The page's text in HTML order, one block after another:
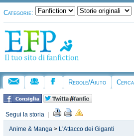
Categorie:
Regole/Aiuto Cerca
Segui la storia
Anime & Manga > L'Attacco dei Giganti